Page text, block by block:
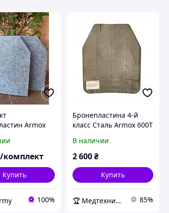
Armox
3,9-4,1 кг
комплект
Купить
100%
Бронепластина 4-й
класс Сталь Armox 600T
В наличии
2 600₴
Купить
🏆 Медтехника — 20 лет надежности 85%